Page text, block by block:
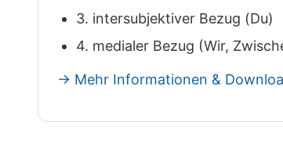
3. intersubjektiver Bezug (Du)
4. medialer Bezug (Wir,
→ Mehr Informationen &